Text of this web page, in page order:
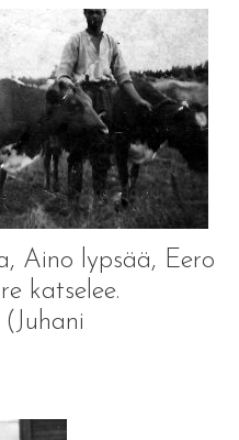
Aino lypsää, Eero
katselee.
(Juhani